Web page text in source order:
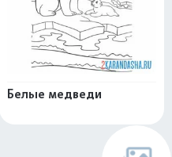
Белые медведи